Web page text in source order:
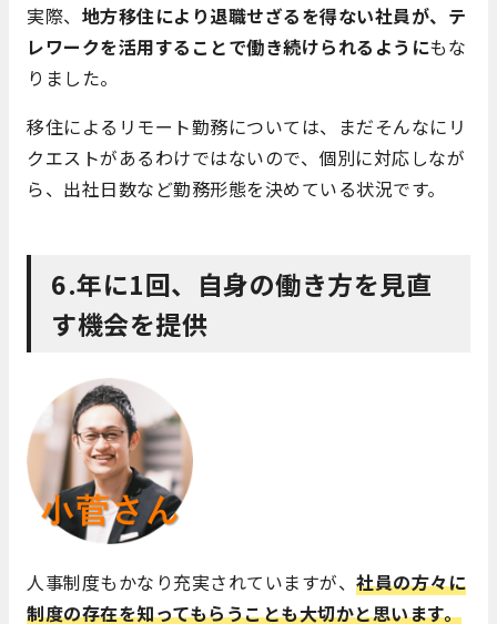
実際、 地方移住により退職せざるを得ない社員が、テ
レワークを活用することで働き続けられるようにもな
りました。
移住によるリモート勤務については、まだそんなにリ
クエストがあるわけではないので、個別に対応しなが
ら、出社日数など勤務形態を決めている状況です。
6.年に1回、自身の働き方を見直
す機会を提供
人事制度もかなり充実されていますが、 社員の方々に
制度の存在を知ってもらうことも大切かと思います。